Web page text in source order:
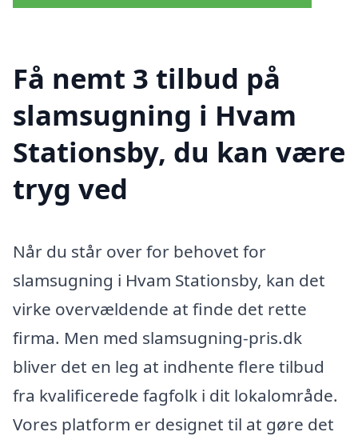
Få nemt 3 tilbud på
slamsugning i Hvam
Stationsby, du kan være
tryg ved
Når du står over for behovet for
slamsugning i Hvam Stationsby, kan det
virke overvældende at finde det rette
firma. Men med slamsugning-pris.dk
bliver det en leg at indhente flere tilbud
fra kvalificerede fagfolk i dit lokalområde.
Vores platform er designet til at gøre det